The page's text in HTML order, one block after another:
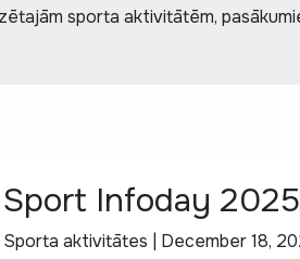
sporta aktivitātēm,
Sport Infoday
Sporta aktivitātes December 18,